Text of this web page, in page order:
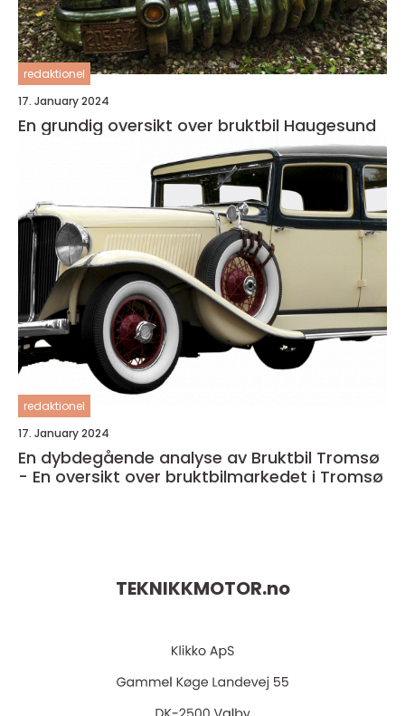
redaktionel
17. January 2024
En grundig oversikt over bruktbil Haugesund
redaktionel
17. January 2024
En dybdegående analyse av Bruktbil Tromsø
- En oversikt over bruktbilmarkedet i Tromsø
TEKNIKKMOTOR.no